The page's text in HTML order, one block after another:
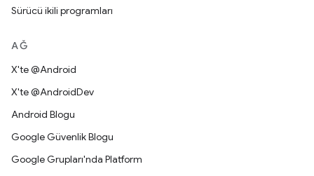
Sürücü ikili programları
AĞ
X'te @Android
X'te @AndroidDev
Android Blogu
Google Güvenlik Blogu
Google Grupları'nda Platform